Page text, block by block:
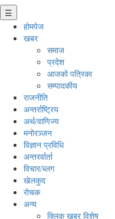
☰
होमपेज
खबर
समाज
प्रदेश
आजको पत्रिका
सम्पादकीय
राजनीति
अन्तर्राष्ट्रिय
अर्थ/वाणिज्य
मनाेरञ्जन
विज्ञान प्रविधि
अन्तरर्वार्ता
विचार/ब्लग
खेलकुद
रोचक
अन्य
क्लिक खबर विशेष